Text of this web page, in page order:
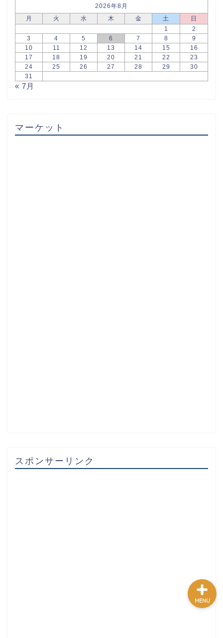
2026年8月
月
火 水 木 金 土
日
1
2
3
4 5 6 7 8
9
10
11 12 13 14 15
16
17
18 19 20 21 22
23
24
25 26 27 28 29
30
31
« 7月
マーケット
スポンサーリンク
MENU